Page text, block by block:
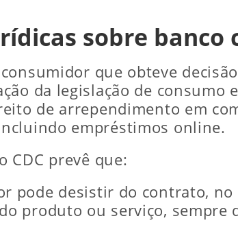
sobre banco
que obteve
da legislação de
de arrependimento em
empréstimos online.
CDC prevê que:
pode desistir do contrato,
produto ou serviço,